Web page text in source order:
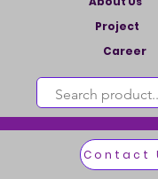
Career
Project